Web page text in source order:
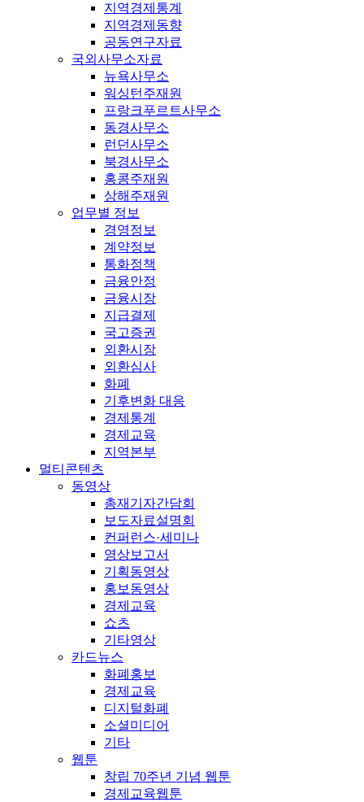
지역경제통계
지역경제동향
공동연구자료
국외사무소자료
뉴욕사무소
워싱턴주재원
프랑크푸르트사무소
동경사무소
런던사무소
북경사무소
홍콩주재원
상해주재원
업무별 정보
경영정보
계약정보
통화정책
금융안정
금융시장
지급결제
국고증권
외환시장
외환심사
화폐
기후변화 대응
경제통계
경제교육
지역본부
멀티콘텐츠
동영상
총재기자간담회
보도자료설명회
컨퍼런스·세미나
영상보고서
기획동영상
홍보동영상
경제교육
쇼츠
기타영상
카드뉴스
화폐홍보
경제교육
디지털화폐
소셜미디어
기타
웹툰
창립 70주년 기념 웹툰
경제교육웹툰